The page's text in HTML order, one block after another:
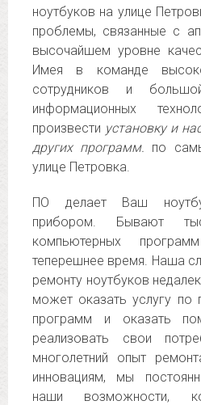
ноутбуков на улице
проблемы, связанные с
высочайшем уровне
Имея в команде
сотрудников и
информационных
произвести установку и
других программ. по
улице Петровка.
ПО делает Ваш
прибором. Бывают
компьютерных
теперешнее время. Наша
ремонту ноутбуков
может оказать услугу по
программ и оказать
реализовать свои
многолетний опыт
инновациям, мы
наши возможности,